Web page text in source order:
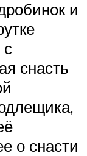
и
с
снасть
о снасти